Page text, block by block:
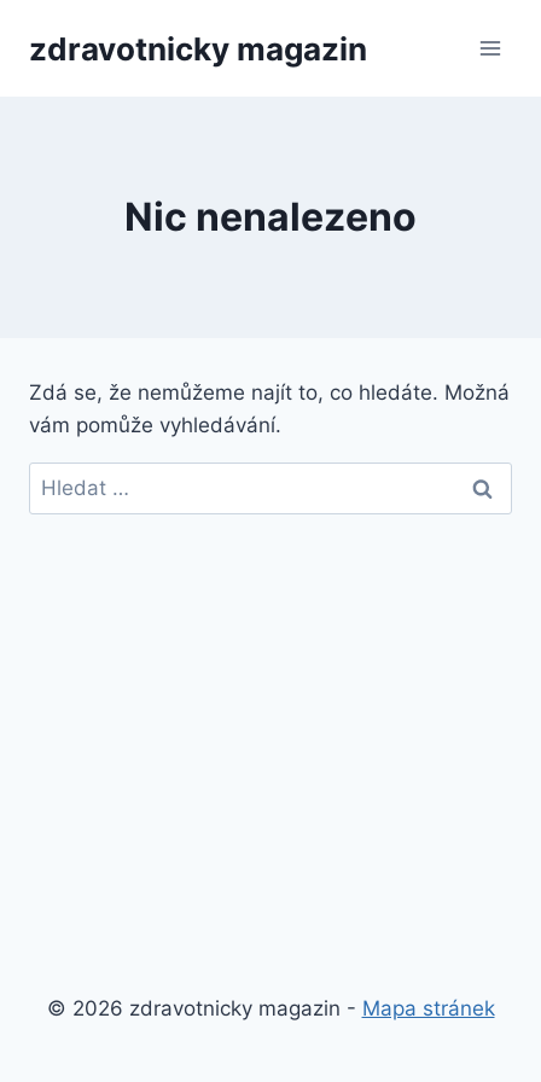
zdravotnicky magazin
Nic nenalezeno
Zdá se, že nemůžeme najít to, co hledáte. Možná
vám pomůže vyhledávání.
Vyhledávání
© 2026 zdravotnicky magazin - Mapa stránek